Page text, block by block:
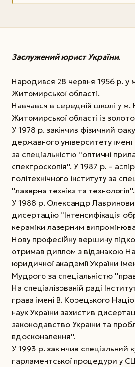
Заслужений юрист України.
Народився 28 червня 1956 р. у
Житомирської області.
Навчався в середній школі у м.
Житомирської області із
У 1978 р. закінчив фізичний
державного університету
за спеціальністю ''оптичні
спектроскопія''. У 1987 р. –
політехнічного інституту за
''лазерна техніка та технологія''.
У 1988 р. Олександр
дисертацію ''Інтенсифікація
кераміки лазерним
Нову професійну вершину
отримав диплом з відзнакою
юридичної академії України
Мудрого за спеціальністю
На спеціалізованій раді
права імені В. Корецького
наук України захистив
законодавство України та
вдосконалення''.
У 1993 р. закінчив спеціальний
парламентської процедури у